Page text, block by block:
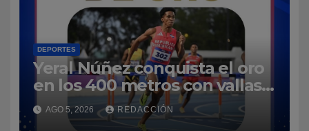
DEPORTES
Yeral Núñez conquista el oro
en los 400 metros con vallas y
enaltece a República
Dominicana
AGO 5, 2026 REDACCIÓN